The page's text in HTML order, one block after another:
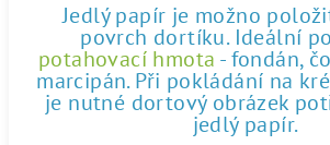
Jedlý papír je možno
povrch dortíku. Ideální
potahovací hmota - fondán,
marcipán. Při pokládání na
je nutné dortový obrázek
jedlý papír.